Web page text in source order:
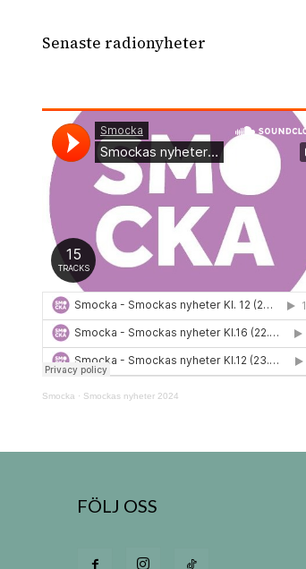
Senaste radionyheter
Smocka · Smockas nyheter 2024
FÖLJ OSS